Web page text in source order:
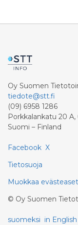
Oy Suomen
tiedote@stt.fi
(09) 6958 1286
Porkkalankatu 20
Suomi – Finland
Facebook X
Tietosuoja
Muokkaa
© Oy Suomen
suomeksi in English